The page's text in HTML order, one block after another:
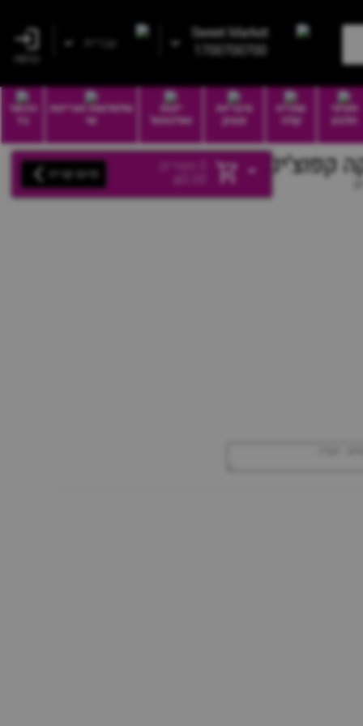
עברית
Sweet Market
1700700700
חטיפי
חלבון
שתייה
קלה
סיגריות
וטבק
יינות
ואלכוהול
סלסלאות ואריזות
שי
הכשר
בד
מוצרים
₪ סיום קנייה